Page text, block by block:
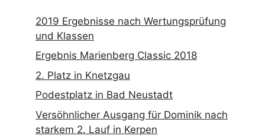
2019 Ergebnisse nach Wertungsprüfung
und Klassen
Ergebnis Marienberg Classic 2018
2. Platz in Knetzgau
Podestplatz in Bad Neustadt
Versöhnlicher Ausgang für Dominik nach
starkem 2. Lauf in Kerpen